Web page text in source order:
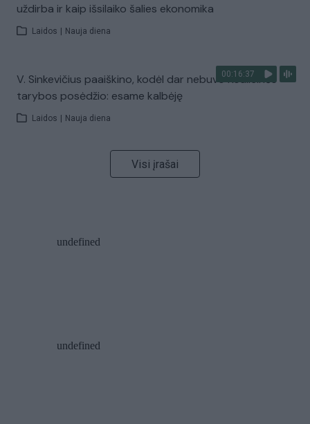
uždirba ir kaip išsilaiko šalies ekonomika
Laidos Nauja diena
00:16:37
V. Sinkevičius paaiškino, kodėl dar nebuvo Koalicinės
tarybos posėdžio: esame kalbėję
Laidos Nauja diena
Visi įrašai